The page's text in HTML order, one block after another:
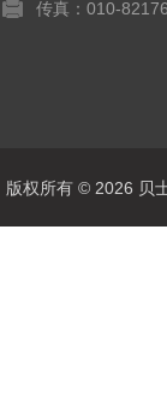
传真：010-
版权所有 © 2026 贝